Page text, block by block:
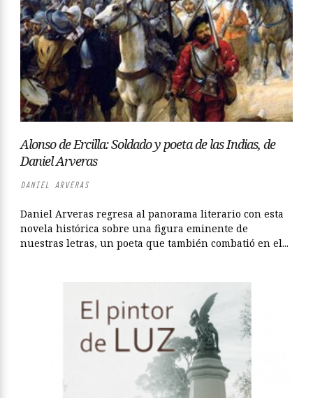
Alonso de Ercilla: Soldado y poeta de las Indias, de
Daniel Arveras
DANIEL ARVERAS
Daniel Arveras regresa al panorama literario con esta
novela histórica sobre una figura eminente de
nuestras letras, un poeta que también combatió en el...